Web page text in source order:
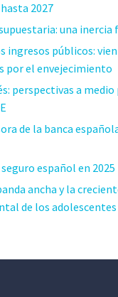
2027
una inercia
ingresos públicos:
por el envejecimiento
perspectivas a
de la banca
español en 2025
ancha y la
de los adolescentes